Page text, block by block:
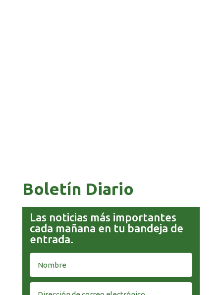
Boletín Diario
Las noticias más importantes
cada mañana en tu bandeja de
entrada.